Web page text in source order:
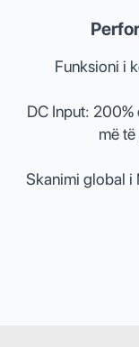
Funksioni i
DC Input:
më
Skanimi global i